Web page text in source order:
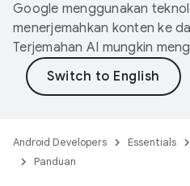
Google menggunakan
menerjemahkan konten ke
Terjemahan AI mungkin
Android Developers Essentials
Panduan